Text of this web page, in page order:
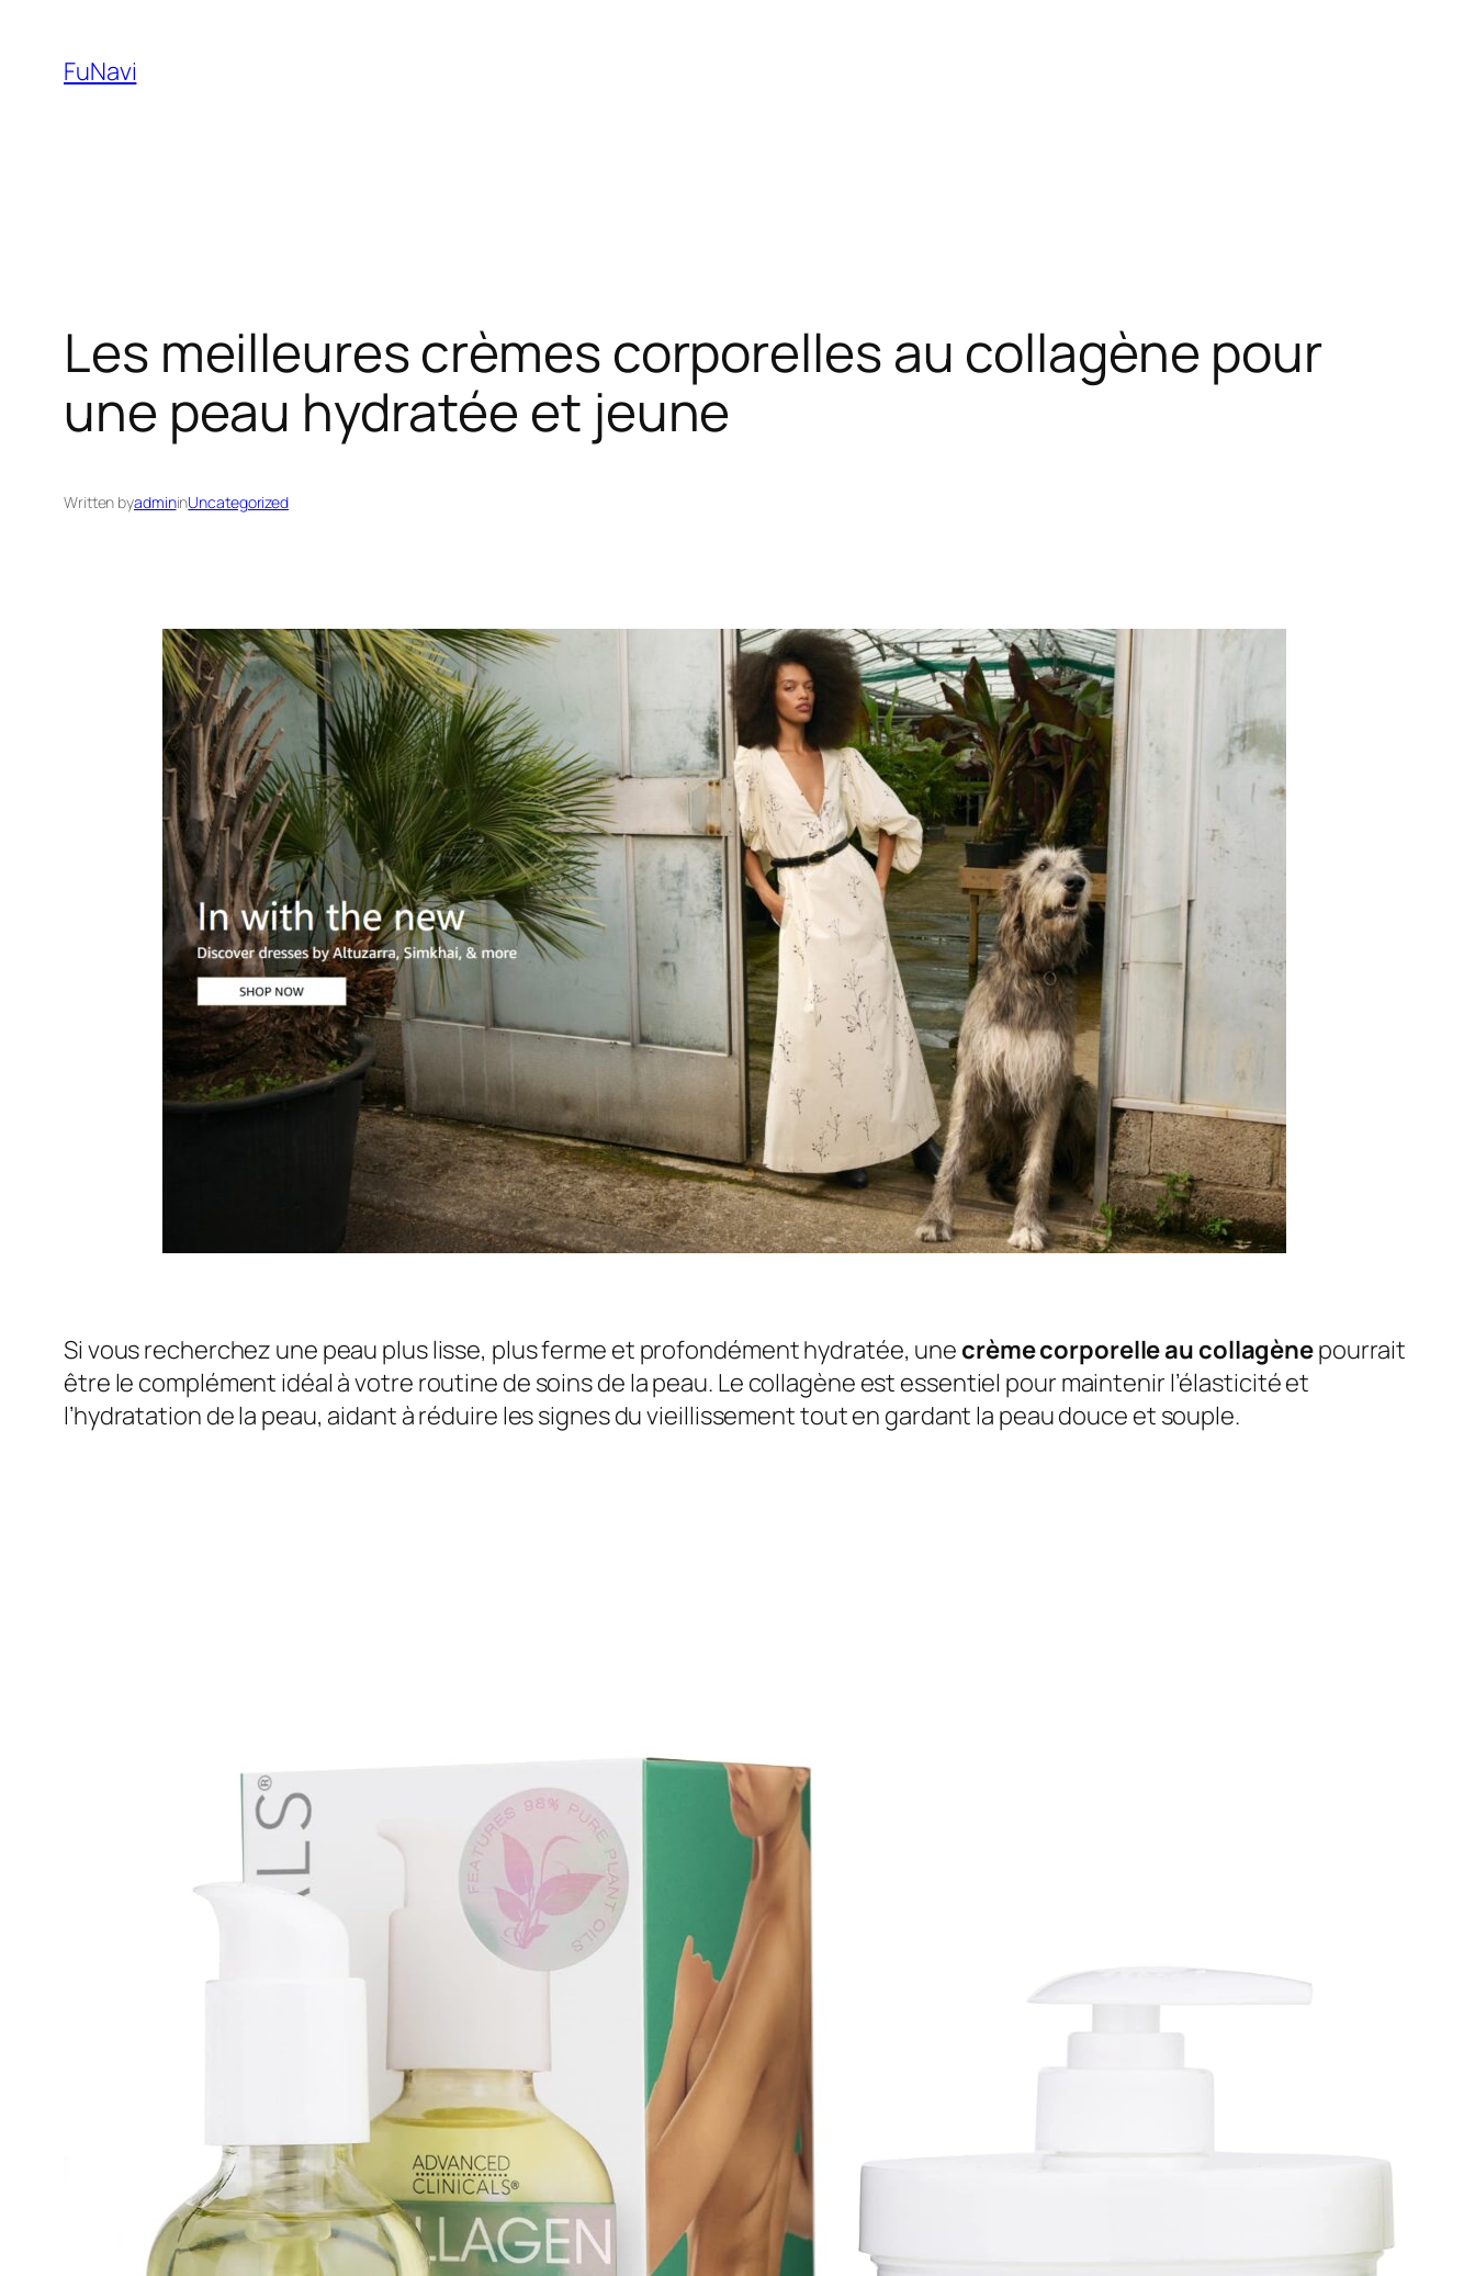
content
FuNavi
Les meilleures crèmes corporelles au collagène pour
une peau hydratée et jeune
Written byadmininUncategorized
Si vous recherchez une peau plus lisse, plus ferme et profondément hydratée, une crème corporelle au collagènepourrait
être le complément idéal à votre routine de soins de la peau. Le collagène est essentiel pour maintenir l’élasticité et
l’hydratation de la peau, aidant à réduire les signes du vieillissement tout en gardant la peau douce et souple.